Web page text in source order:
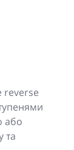
reverse
або
та